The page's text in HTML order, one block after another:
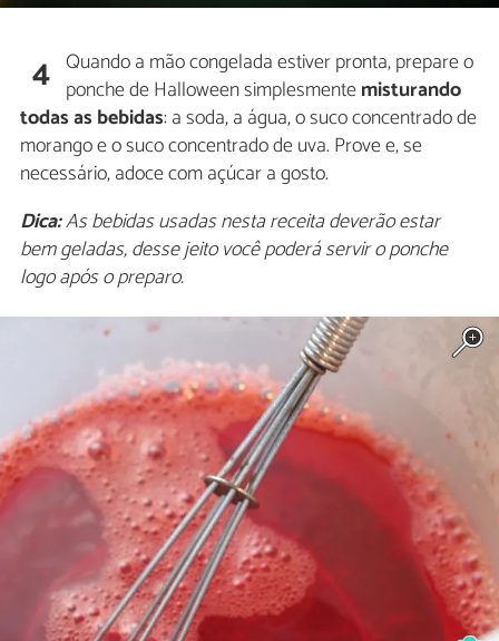
4 Quando a mão congelada estiver pronta, prepare o
ponche de Halloween simplesmentemisturando
todas as bebidas: a soda, a água, o suco concentrado de
morango e o suco concentrado de uva. Prove e, se
necessário, adoce com açúcar a gosto.
Dica:As bebidas usadas nesta receita deverão estar
bem geladas, desse jeito você poderá servir o ponche
logo após o preparo.